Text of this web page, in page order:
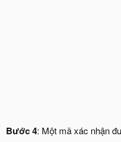
Bước 4: Một mã xác nhận